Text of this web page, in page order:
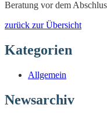
Beratung vor dem
zurück zur Übersicht
Kategorien
Allgemein
Newsarchiv